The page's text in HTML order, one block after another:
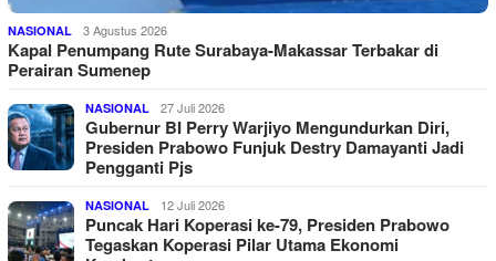
NASIONAL 3 Agustus 2026
Kapal Penumpang Rute Surabaya-Makassar Terbakar di
Perairan Sumenep
NASIONAL 27 Juli 2026
Gubernur BI Perry Warjiyo Mengundurkan Diri,
Presiden Prabowo Funjuk Destry Damayanti Jadi
Pengganti Pjs
NASIONAL 12 Juli 2026
Puncak Hari Koperasi ke-79, Presiden Prabowo
Tegaskan Koperasi Pilar Utama Ekonomi